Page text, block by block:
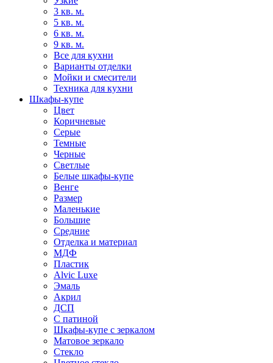
3 кв. м.
5 кв. м.
6 кв. м.
9 кв. м.
Все для кухни
Варианты отделки
Мойки и смесители
Техника для кухни
Шкафы-купе
Цвет
Коричневые
Серые
Темные
Черные
Светлые
Белые шкафы-купе
Венге
Размер
Маленькие
Большие
Средние
Отделка и материал
МДФ
Пластик
Alvic Luxe
Эмаль
Акрил
ДСП
С патиной
Шкафы-купе с зеркалом
Матовое зеркало
Стекло